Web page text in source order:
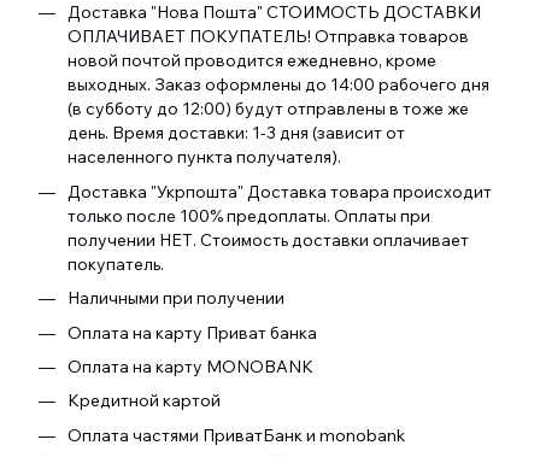
Доставка "Нова Пошта" СТОИМОСТЬ ДОСТАВКИ
ОПЛАЧИВАЕТ ПОКУПАТЕЛЬ! Отправка товаров
новой почтой проводится ежедневно, кроме
выходных. Заказ оформлены до 14:00 рабочего дня
(в субботу до 12:00) будут отправлены в тоже же
день. Время доставки: 1-3 дня (зависит от
населенного пункта получателя).
Доставка "Укрпошта" Доставка товара происходит
только после 100% предоплаты. Оплаты при
получении НЕТ. Стоимость доставки оплачивает
покупатель.
Наличными при получении
Оплата на карту Приват банка
Оплата на карту MONOBANK
Кредитной картой
Оплата частями ПриватБанк и monobank